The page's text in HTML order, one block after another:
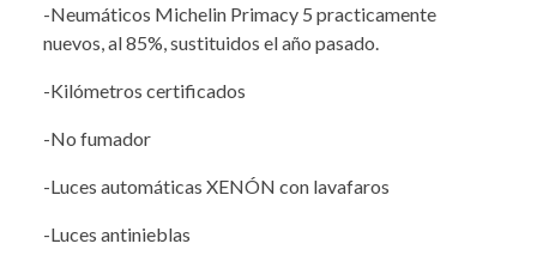
-Neumáticos Michelin Primacy 5 practicamente
nuevos, al 85%, sustituidos el año pasado.
-Kilómetros certificados
-No fumador
-Luces automáticas XENÓN con lavafaros
-Luces antinieblas